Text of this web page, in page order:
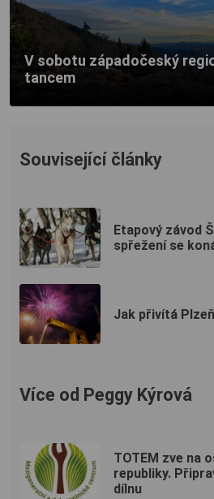
V sobotu západočeský
tancem
Související články
Etapový závod
spřežení se
Jak přivítá
Více od Peggy Kýrová
TOTEM zve na
republiky.
dílnu